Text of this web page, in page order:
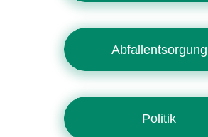
Abfallentsorgung
Politik